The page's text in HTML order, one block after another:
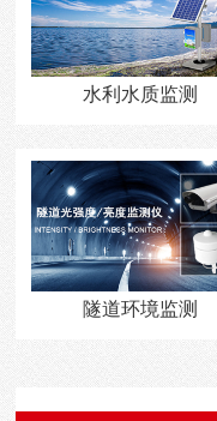
水利水质监测
隧道环境监测